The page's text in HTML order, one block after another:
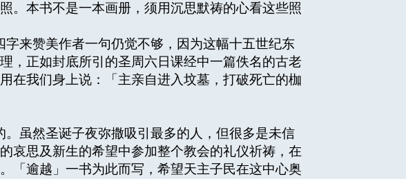
。本书不是一本画册，须用沉思默祷的心看这些照
来赞美作者一句仍觉不够，因为这幅十五世纪东
，正如封底所引的圣周六日课经中一篇佚名的古老
在我们身上说：「主亲自进入坟墓，打破死亡的枷
虽然圣诞子夜弥撒吸引最多的人，但很多是未信
哀思及新生的希望中参加整个教会的礼仪祈祷，在
「逾越」一书为此而写，希望天主子民在这中心奥